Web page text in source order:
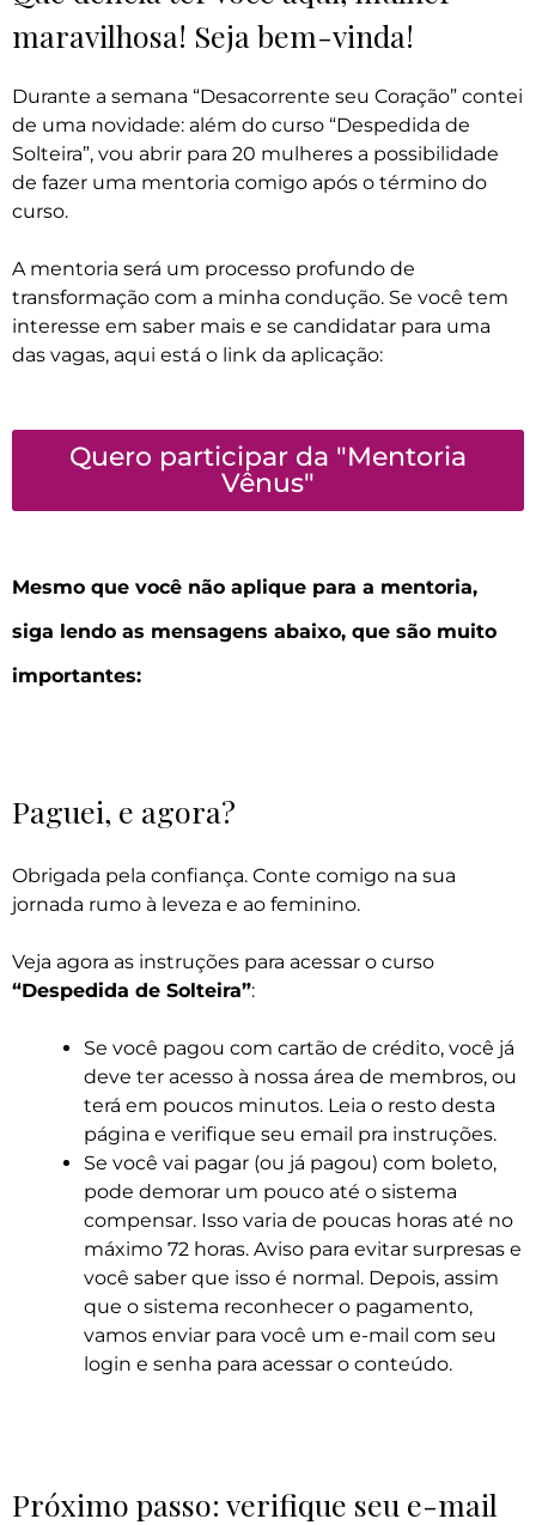
maravilhosa! Seja bem-vinda!
Durante a semana “Desacorrente seu Coração” contei
de uma novidade: além do curso “Despedida de
Solteira”, vou abrir para 20 mulheres a possibilidade
de fazer uma mentoria comigo após o término do
curso.
A mentoria será um processo profundo de
transformação com a minha condução. Se você tem
interesse em saber mais e se candidatar para uma
das vagas, aqui está o link da aplicação:
Quero participar da "Mentoria
Vênus"
Mesmo que você não aplique para a mentoria,
siga lendo as mensagens abaixo, que são muito
importantes:
Paguei, e agora?
Obrigada pela confiança. Conte comigo na sua
jornada rumo à leveza e ao feminino.
Veja agora as instruções para acessar o curso
“Despedida de Solteira”:
Se você pagou com cartão de crédito, você já
deve ter acesso à nossa área de membros, ou
terá em poucos minutos. Leia o resto desta
página e verifique seu email pra instruções.
Se você vai pagar (ou já pagou) com boleto,
pode demorar um pouco até o sistema
compensar. Isso varia de poucas horas até no
máximo 72 horas. Aviso para evitar surpresas e
você saber que isso é normal. Depois, assim
que o sistema reconhecer o pagamento,
vamos enviar para você um e-mail com seu
login e senha para acessar o conteúdo.
Próximo passo: verifique seu e-mail